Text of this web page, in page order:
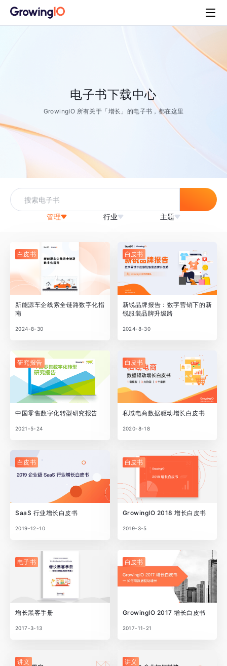
电子书下载中心
GrowingIO 所有关于「增长」的电子书，都在这里
管理 行业 主题
白皮书
新能源车企线索全链路数字化指
南
2024-8-30
白皮书
新锐品牌报告：数字营销下的新
锐服装品牌升级路
2024-8-30
研究报告
中国零售数字化转型研究报告
2021-5-24
白皮书
私域电商数据驱动增长白皮书
2020-8-18
白皮书
SaaS 行业增长白皮书
2019-12-10
白皮书
GrowingIO 2018 增长白皮书
2019-3-5
电子书
增长黑客手册
2017-3-13
白皮书
GrowingIO 2017 增长白皮书
2017-11-21
讲义 讲义